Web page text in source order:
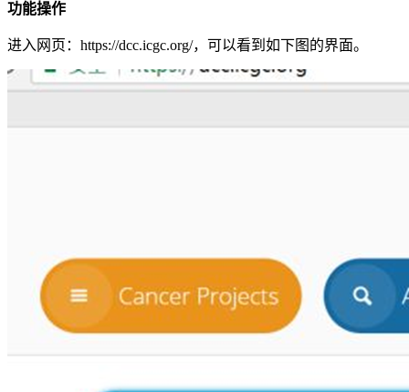
功能操作
进入网页：https://dcc.icgc.org/，可以看到如下图的界面。